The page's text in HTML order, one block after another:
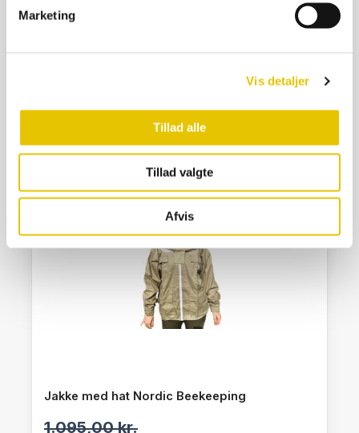
Marketing
Vis detaljer
Tillad alle
Tillad valgte
Afvis
Astronaut jakke
Jakke med hat Nordic Beekeeping
1.095,00kr.